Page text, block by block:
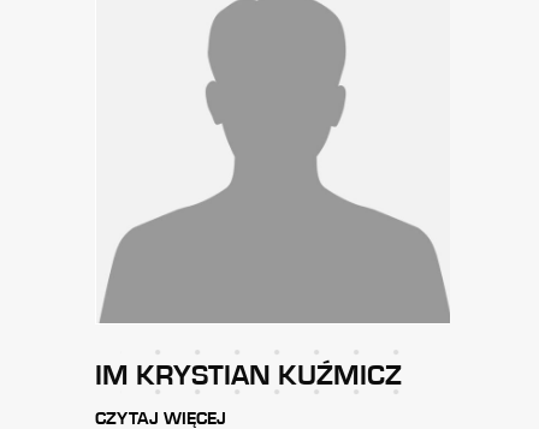
IM KRYSTIAN KUŹMICZ
CZYTAJ WIĘCEJ